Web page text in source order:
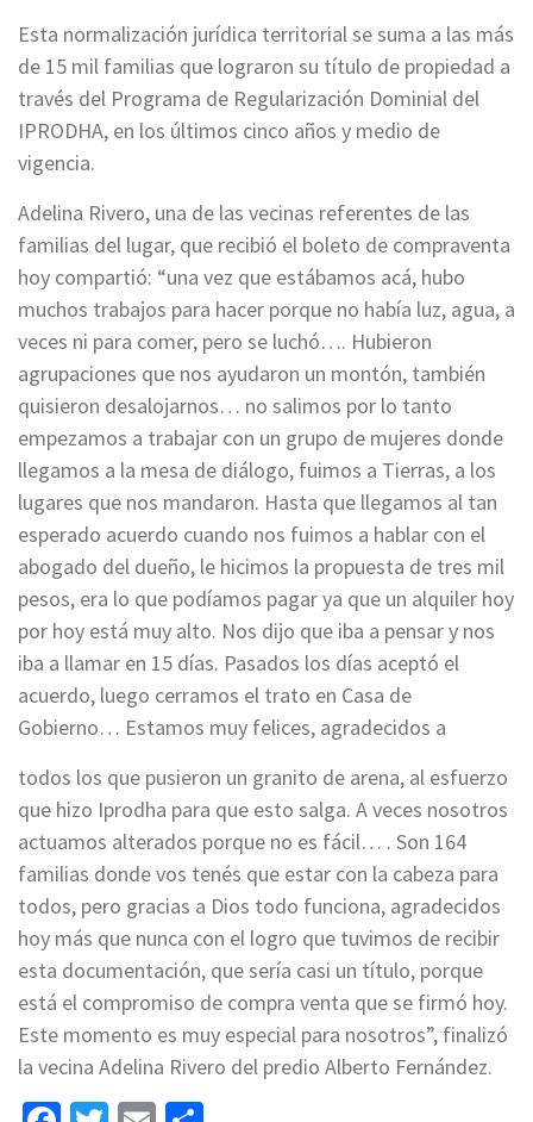
Esta normalización jurídica territorial se suma a las más
de 15 mil familias que lograron su título de propiedad a
través del Programa de Regularización Dominial del
IPRODHA, en los últimos cinco años y medio de
vigencia.
Adelina Rivero, una de las vecinas referentes de las
familias del lugar, que recibió el boleto de compraventa
hoy compartió: “una vez que estábamos acá, hubo
muchos trabajos para hacer porque no había luz, agua, a
veces ni para comer, pero se luchó…. Hubieron
agrupaciones que nos ayudaron un montón, también
quisieron desalojarnos… no salimos por lo tanto
empezamos a trabajar con un grupo de mujeres donde
llegamos a la mesa de diálogo, fuimos a Tierras, a los
lugares que nos mandaron. Hasta que llegamos al tan
esperado acuerdo cuando nos fuimos a hablar con el
abogado del dueño, le hicimos la propuesta de tres mil
pesos, era lo que podíamos pagar ya que un alquiler hoy
por hoy está muy alto. Nos dijo que iba a pensar y nos
iba a llamar en 15 días. Pasados los días aceptó el
acuerdo, luego cerramos el trato en Casa de
Gobierno… Estamos muy felices, agradecidos a
todos los que pusieron un granito de arena, al esfuerzo
que hizo Iprodha para que esto salga. A veces nosotros
actuamos alterados porque no es fácil… . Son 164
familias donde vos tenés que estar con la cabeza para
todos, pero gracias a Dios todo funciona, agradecidos
hoy más que nunca con el logro que tuvimos de recibir
esta documentación, que sería casi un título, porque
está el compromiso de compra venta que se firmó hoy.
Este momento es muy especial para nosotros”, finalizó
la vecina Adelina Rivero del predio Alberto Fernández.